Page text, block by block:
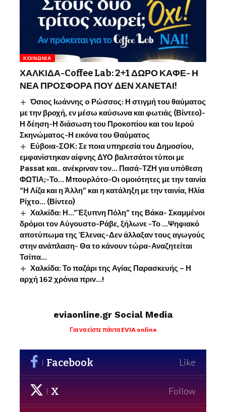
ΚΟΙΝΩΝΊΑ
ΧΑΛΚΙΔΑ-Coffee Lab: 2+1 ΔΩΡΟ ΚΑΦΕ- Η
ΝΕΑ ΠΡΟΣΦΟΡΑ ΠΟΥ ΔΕΝ ΧΑΝΕΤΑΙ!
Όσιος Ιωάννης o Ρώσσος: Η στιγμή του θαύματος
με την βροχή, εν μέσω καύσωνα και φωτιάς (Βίντεο)-
Η δέηση-Η διάσωση του Προκοπίου και του Ιερού
Σκηνώματος-Η εικόνα του Θαύματος
Εύβοια-ΣΟΚ: Σε ποια υπηρεσία του Δημοσίου,
εμφανίστηκαν αίφνης ΔΥΟ βαλιτσάτοι τύποι με
Passat και.. ανέκριναν τον… Πασά-ΤΖΗ για υπόθεση
ΦΩΤΙΑ;-Το… Μπουρλότο-Οι ομοιότητες με την ταινία
“Η Λίζα και η Άλλη” και η κατάληξη με την ταινία, Ηλία
Ρίχτο… (Βίντεο)
Χαλκίδα: Η…”Έξυπνη Πόλη” της Βάκα- Σκαμμένοι
δρόμοι τον Αύγουστο-Ράβε, ξήλωνε -Το …Ψηφιακό
αποτύπωμα της Έλενας-Δεν άλλαξαν τους αγωγούς
στην ανάπλαση- Θα το κάνουν τώρα-Αναζητείται
Τσίπα…
Χαλκίδα: Το παζάρι της Αγίας Παρασκευής – Η
αρχή 162 χρόνια πριν…!
eviaonline.gr Social Media
Για να είστε πάντα EVIA online
Facebook Like
X Follow